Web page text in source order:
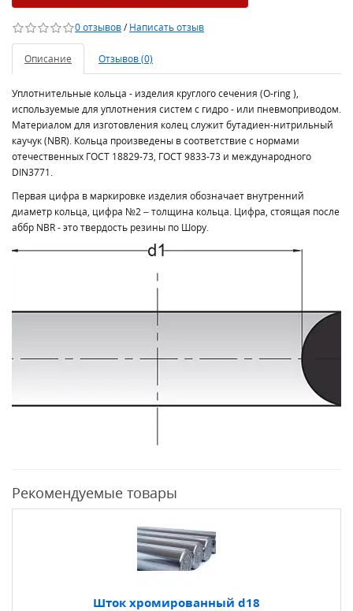
0 отзывов/Написать отзыв
Описание Отзывов (0)
Уплотнительные кольца - изделия круглого сечения (O-ring ),
используемые для уплотнения систем с гидро - или пневмоприводом.
Материалом для изготовления колец служит бутадиен-нитрильный
каучук (NBR). Кольца произведены в соответствие с нормами
отечественных ГОСТ 18829-73, ГОСТ 9833-73 и международного
DIN3771.
Первая цифра в маркировке изделия обозначает внутренний
диаметр кольца, цифра №2 – толщина кольца. Цифра, стоящая после
аббр NBR - это твердость резины по Шору.
Рекомендуемые товары
Шток хромированный d18